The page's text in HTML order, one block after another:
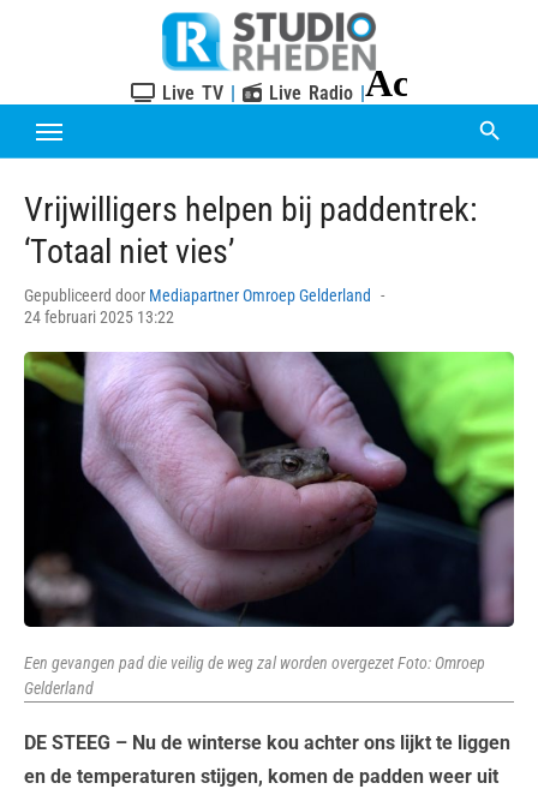
Live TV | Live Radio |
Vrijwilligers helpen bij paddentrek:
‘Totaal niet vies’
Gepubliceerd door Mediapartner Omroep Gelderland
24 februari 2025 13:22
Een gevangen pad die veilig de weg zal worden overgezet Foto: Omroep
Gelderland
DE STEEG – Nu de winterse kou achter ons lijkt te liggen
en de temperaturen stijgen, komen de padden weer uit